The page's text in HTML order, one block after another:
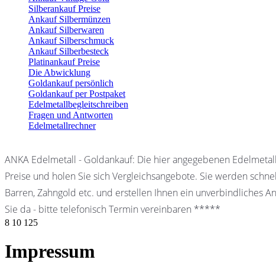
Silberankauf Preise
Ankauf Silbermünzen
Ankauf Silberwaren
Ankauf Silberschmuck
Ankauf Silberbesteck
Platinankauf Preise
Die Abwicklung
Goldankauf persönlich
Goldankauf per Postpaket
Edelmetallbegleitschreiben
Fragen und Antworten
Edelmetallrechner
ANKA Edelmetall - Goldankauf: Die hier angegebenen
Preise und holen Sie sich Vergleichsangebote. Sie werden
Barren, Zahngold etc. und erstellen Ihnen ein unverbindliches
Sie da - bitte telefonisch Termin vereinbaren *****
8 10 125
Impressum